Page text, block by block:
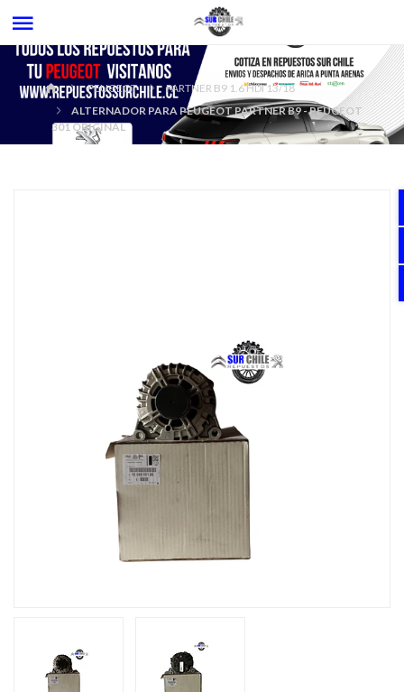
PEUGEOT
PARTNER B9 1.6 HDI 13/18
ALTERNADOR PARA PEUGEOT PARTNER B9 - PEUGEOT
301 ORIGINAL